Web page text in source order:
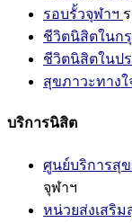
รอบรั้วจุฬาฯ
ชีวิตนิสิตในกรุ
ชีวิตนิสิตในป
สุขภาวะทาง
บริการนิสิต
ศูนย์บริการสุ
จุฬาฯ
หน่วยส่งเสริ